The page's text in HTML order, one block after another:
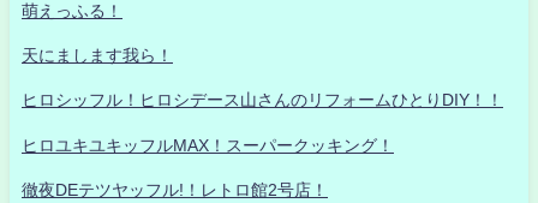
萌えっふる！
天にまします我ら！
ヒロシッフル！ヒロシデース山さんのリフォームひとりDIY！！
ヒロユキユキッフルMAX！スーパークッキング！
徹夜DEテツヤッフル!！レトロ館2号店！